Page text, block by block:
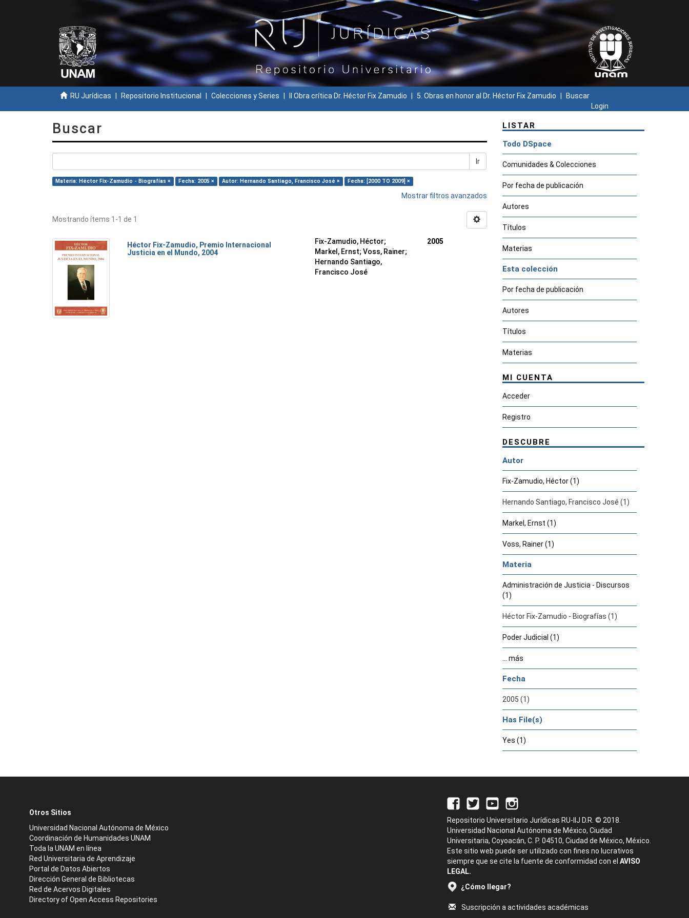
RU Jurídicas Repositorio Institucional Colecciones y Series II Obra crítica Dr. Héctor Fix Zamudio 5. Obras en honor al Dr. Héctor Fix Zamudio
Buscar
Login
Buscar
Ir
Materia: Héctor Fix-Zamudio - Biografías × Fecha: 2005 × Autor: Hernando Santiago, Francisco José × Fecha: [2000 TO 2009] ×
Mostrar filtros avanzados
Mostrando ítems 1-1 de 1
Héctor Fix-Zamudio, Premio Internacional
Justicia en el Mundo, 2004
Fix-Zamudio, Héctor;
Markel, Ernst; Voss, Rainer;
Hernando Santiago,
Francisco José
2005
LISTAR
Todo DSpace
Comunidades & Colecciones
Por fecha de publicación
Autores
Títulos
Materias
Esta colección
Por fecha de publicación
Autores
Títulos
Materias
MI CUENTA
Acceder
Registro
DESCUBRE
Autor
Fix-Zamudio, Héctor (1)
Hernando Santiago, Francisco José (1)
Markel, Ernst (1)
Voss, Rainer (1)
Materia
Administración de Justicia - Discursos
(1)
Héctor Fix-Zamudio - Biografías (1)
Poder Judicial (1)
... más
Fecha
2005 (1)
Has File(s)
Yes (1)
Otros Sitios
Universidad Nacional Autónoma de México
Coordinación de Humanidades UNAM
Toda la UNAM en línea
Red Universitaria de Aprendizaje
Portal de Datos Abiertos
Dirección General de Bibliotecas
Red de Acervos Digitales
Directory of Open Access Repositories
Repositorio Universitario Jurídicas RU-IIJ D.R. © 2018.
Universidad Nacional Autónoma de México, Ciudad
Universitaria, Coyoacán, C. P. 04510, Ciudad de México, México.
Este sitio web puede ser utilizado con fines no lucrativos
siempre que se cite la fuente de conformidad con el AVISO
LEGAL.
¿Cómo llegar?
Suscripción a actividades académicas